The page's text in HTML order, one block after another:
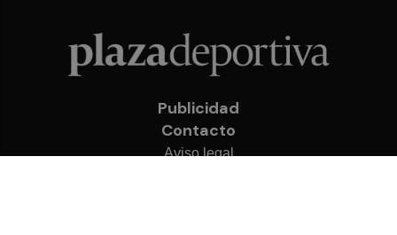
Publicidad
Contacto
Aviso legal